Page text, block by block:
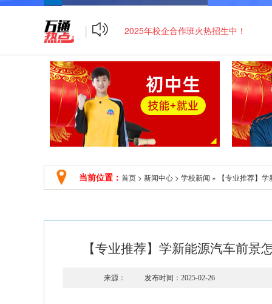
|
学籍注册报名，招生进行中！
2025年校企合作班火热招生中！
当前位置： 首页 > 新闻中心 > 学校新闻 » 【专业推荐】
【专业推荐】学新能源汽车前
来源： 发布时间：2025-02-26